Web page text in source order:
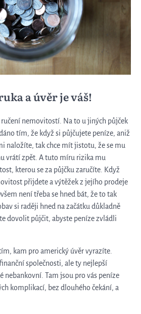
a úvěr je váš!
nemovitostí. Na to u jiných půjček
tím, že když si půjčujete peníze, aniž
naložíte, tak chce mít jistotu, že se mu
vrátí zpět. A tuto míru rizika mu
kterou se za půjčku zaručíte. Když
přijdete a výtěžek z jejího prodeje
není třeba se hned bát, že to tak
si raději hned na začátku důkladně
dovolit půjčit, abyste peníze zvládli
kam pro americký úvěr vyrazíte.
společnosti, ale ty nejlepší
nebankovní. Tam jsou pro vás peníze
komplikací, bez dlouhého čekání, a